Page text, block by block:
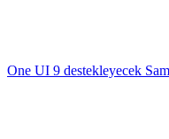
One UI 9 destekleyecek